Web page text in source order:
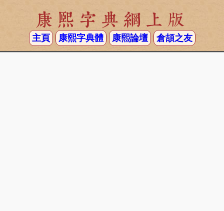
康熙字典網上版
主頁 康熙字典體 康熙論壇 倉頡之友